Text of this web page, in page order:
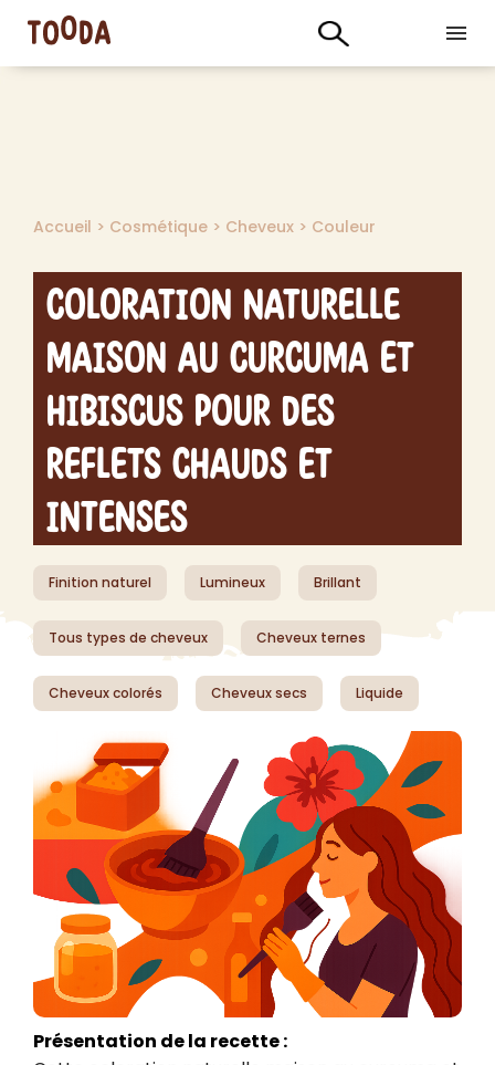
Accueil > Cosmétique > Cheveux > Couleur
Coloration Naturelle
Maison au Curcuma et
Hibiscus pour des
Reflets Chauds et
Intenses
Finition naturel Lumineux Brillant
Tous types de cheveux Cheveux ternes
Cheveux colorés Cheveux secs Liquide
Présentation de la recette :